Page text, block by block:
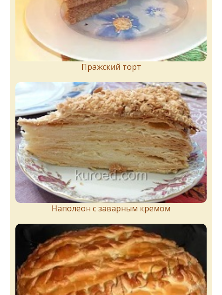
Пражский торт
Наполеон с заварным кремом